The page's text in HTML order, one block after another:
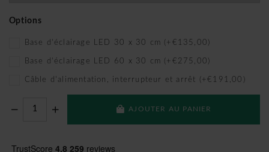
Options
Base d'éclairage LED 30 x 30 cm (+€135,00)
Base d'éclairage LED 60 x 30 cm (+€275,00)
Câble d'alimentation, interrupteur et arrêt (+€191,00)
AJOUTER AU PANIER